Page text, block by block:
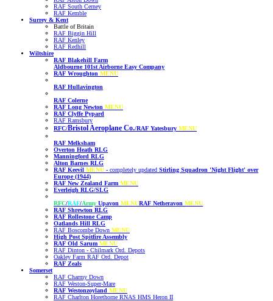
RAF South Cerney
RAF Kemble
Surrey & Kent
Battle of Britain
RAF Biggin Hill
RAF Kenley
RAF Redhill
Wiltshire
RAF Blakehill Farm
Aldbourne 101st Airborne Easy Company
RAF Wroughton MENU
RAF Hullavington
RAF Colerne
RAF Long Newton MENU
RAF Clyffe Pypard
RAF Ramsbury
RFC/Bristol Aeroplane Co./RAF Yatesbury MENU
RAF Melksham
Overton Heath RLG
Manningford RLG
Alton Barnes RLG
RAF Keevil MENU - completely updated Stirling Squadron 'Night Flight' over
Europe (1944)
RAF New Zealand Farm MENU
Everleigh RLG/SLG
RFC/RAF/Army Upavon MENURAF Netheravon MENU
RAF Shrewton RLG
RAF Rollestone Camp
Oatlands Hill RLG
RAF Boscombe Down MENU
High Post Spitfire Assembly
RAF Old Sarum MENU
RAF Dinton - Chilmark Ord. Depots
Oakley Farm RAF Ord. Depot
RAF Zeals
Somerset
RAF Charmy Down
RAF Weston-Super-Mare
RAF Westonzoyland MENU
RAF Charlton Horethorne RNAS HMS Heron II